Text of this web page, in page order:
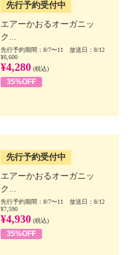
先行予約受付中
エアーかおるオーガニッ
ク...
先行予約期間：8/7〜11 放送日：8/12
¥6,600
¥4,280 (税込)
35%OFF
先行予約受付中
エアーかおるオーガニッ
ク...
先行予約期間：8/7〜11 放送日：8/12
¥7,590
¥4,930 (税込)
35%OFF